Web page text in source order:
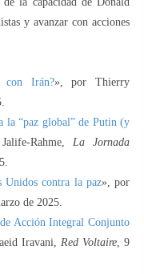
y avanzar con acciones
con Irán?», por Thierry
la “paz global” de Putin (y
Rahme, La Jornada
Unidos contra la paz», por
de 2025.
Acción Integral Conjunto
Iravani, Red Voltaire , 9